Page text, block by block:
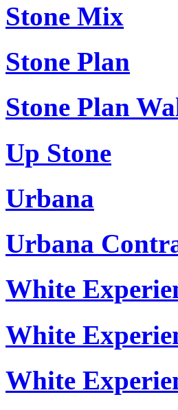
Stone Mix
Stone Plan
Stone Plan
Up Stone
Urbana
Urbana
White
White
White